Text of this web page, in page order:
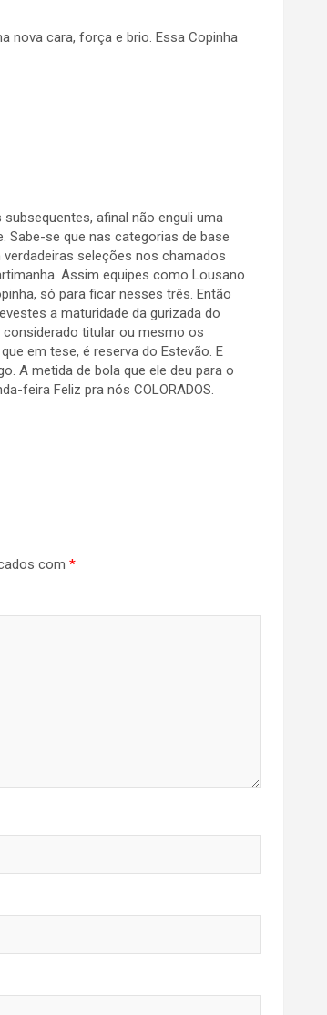
nova cara, força e brio. Essa Copinha
afinal não enguli uma
Sabe-se que nas categorias de base
seleções nos chamados
Assim equipes como Lousano
só para ficar nesses três. Então
a maturidade da gurizada do
titular ou mesmo os
em tese, é reserva do Estevão. E
A metida de bola que ele deu para o
feira Feliz pra nós COLORADOS.
com *